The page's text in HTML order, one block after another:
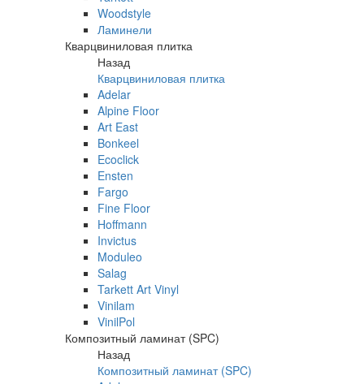
Woodstyle
Ламинели
Кварцвиниловая плитка
Назад
Кварцвиниловая плитка
Adelar
Alpine Floor
Art East
Bonkeel
Ecoclick
Ensten
Fargo
Fine Floor
Hoffmann
Invictus
Moduleo
Salag
Tarkett Art Vinyl
Vinilam
VinilPol
Композитный ламинат (SPC)
Назад
Композитный ламинат (SPC)